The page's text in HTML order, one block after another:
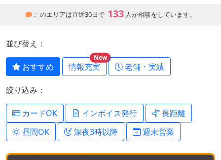
このエリアは直近30日で 133 人が相談をしています。
並び替え：
おすすめ 情報充実
New
老舗・実績
絞り込み：
カードOK インボイス発行
長距離
昼間OK
深夜3時以降 週末営業